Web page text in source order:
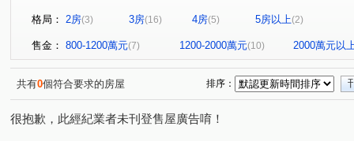
佳茂中山會館
(1) 水沐青華(1) 聚佳捷作(1) 大通街
九龍街(1) 北屯路 太原路三段(1) 人和路(1)
潭富
松竹五路二段(1) 雅潭路四段(1) 軍福七路(1) 舊社巷(1)
水湳段(1) 長生巷(1) 敦富路(2) 興華一路
詔安街(1) 旱溪西路三段(1) 軍福十六路(1) 安順東十街
敦富三街(1) 敦富十街 (1)
格局： 2房(3) 3房(16) 4房(5) 5房以上(2)
售金： 800-1200萬元(7) 1200-2000萬元(10) 2000萬元以
共有0個符合要求的房屋 排序：
很抱歉，此經紀業者未刊登售屋廣告唷！